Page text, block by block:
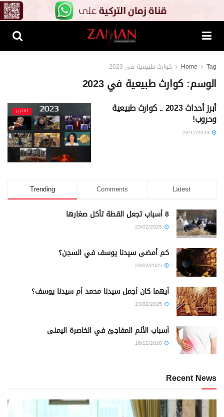
Home Tag كوارث طبيعية في 2023
الوسم: كوارث طبيعية في 2023
تقارير أبرز أحداث 2023 .. كوارث طبيعية
وحروب!
Trending Comments Latest
8 أسباب تجعل القطة تأكل صغارها
كم أمضى سيدنا يوسف في السجن؟
أيهما كان أجمل سيدنا محمد أم سيدنا يوسف؟
أسباب الألم المفاجئ في الخاصرة اليمنى
Recent News